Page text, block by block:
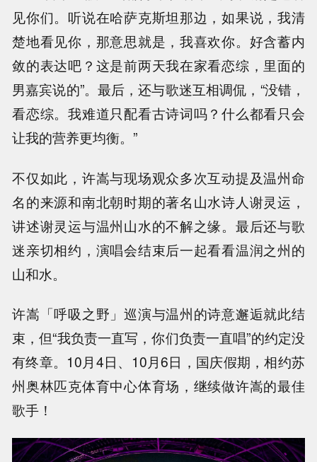
见你们。听说在哈萨克斯坦那边，如果说，我清
楚地看见你，那意思就是，我喜欢你。好含蓄内
敛的表达吧？这是前两天我在家看恋综，里面的
男嘉宾说的”。最后，还与歌迷互相调侃，“没错，
看恋综。我难道只配看古诗词吗？什么都看只会
让我的营养更均衡。”
不仅如此，许嵩与现场观众多次互动提及温州命
名的来源和南北朝时期的著名山水诗人谢灵运，
讲述谢灵运与温州山水的不解之缘。最后还与歌
迷亲切相约，演唱会结束后一起看看温润之州的
山和水。
许嵩「呼吸之野」巡演与温州的诗意邂逅就此结
束，但“我负责一直写，你们负责一直唱”的约定没
有终章。10月4日、10月6日，国庆假期，相约苏
州奥林匹克体育中心体育场，继续做许嵩的最佳
歌手！